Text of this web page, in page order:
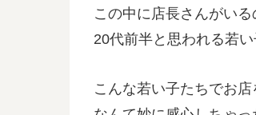
この中に店長さんがい
20代前半と思われる若い
こんな若い子たちでお